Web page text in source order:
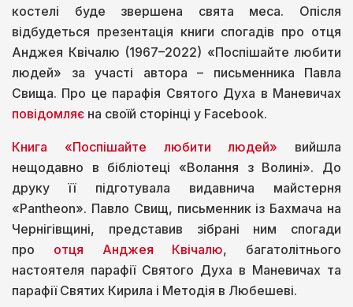
костелі буде звершена свята меса. Опісля
відбудеться презентація книги спогадів про отця
Анджея Квічалю (1967–2022) «Поспішайте любити
людей» за участі автора – письменника Павла
Свища. Про це парафія Святого Духа в Маневичах
повідомляє на своїй сторінці у Facebook.
Книга «Поспішайте любити людей» вийшла
нещодавно в бібліотеці «Волання з Волині». До
друку її підготувала видавнича майстерня
«Pantheon». Павло Свищ, письменник із Бахмача на
Чернігівщині, представив зібрані ним спогади
про отця Анджея Квічалю, багатолітнього
настоятеля парафії Святого Духа в Маневичах та
парафії Святих Кирила і Методія в Любешеві.